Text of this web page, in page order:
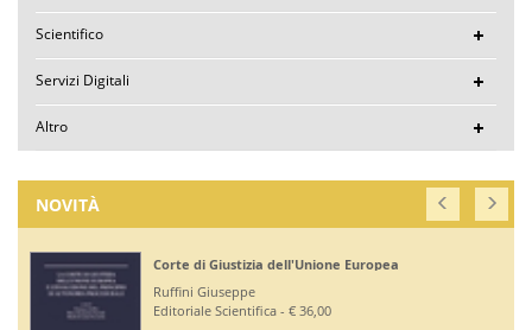
Scientifico
Servizi Digitali
Altro
NOVITÀ
Corte di Giustizia dell'Unione Europea
Ruffini Giuseppe
Editoriale Scientifica - € 36,00